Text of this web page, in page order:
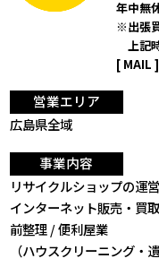
年中無
出張
上記
[ MAIL ]
営業エリア
広島県全域
事業内容
リサイクルショップの運
インターネット販売・買
前整理 / 便利屋業
（ハウスクリーニング・